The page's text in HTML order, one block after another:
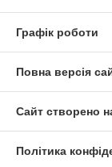
Графік роботи
Повна версія
Сайт створено
Політика